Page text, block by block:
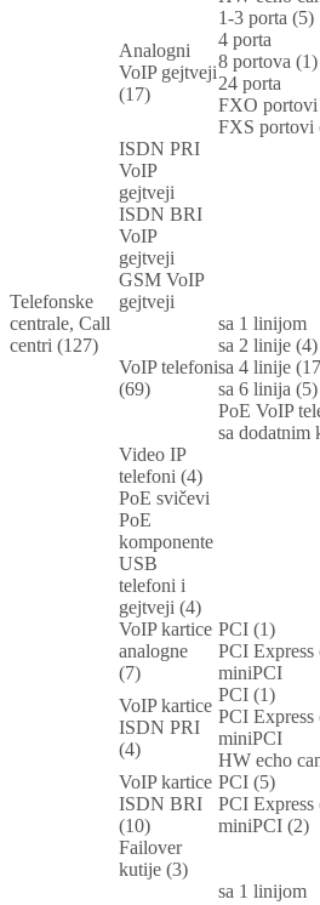
Telefonske
centrale, Call
centri (127)
Analogni
VoIP gejtveji
(17)
1-3 porta (5)
4 porta
8 portova (1)
24 porta
FXO
FXS portovi
ISDN PRI
VoIP
gejtveji
ISDN BRI
VoIP
gejtveji
GSM VoIP
gejtveji
VoIP telefoni
(69)
sa 1 linijom
sa 2 linije (4)
sa 4 linije
sa 6 linija (5)
PoE VoIP
sa dodatnim
Video IP
telefoni (4)
PoE svičevi
PoE
komponente
USB
telefoni i
gejtveji (4)
VoIP kartice
analogne
(7)
PCI (1)
PCI Express
miniPCI
VoIP kartice
ISDN PRI
(4)
PCI (1)
PCI Express
miniPCI
HW echo
VoIP kartice
ISDN BRI
(10)
PCI (5)
PCI Express
miniPCI (2)
Failover
kutije (3)
sa 1 linijom